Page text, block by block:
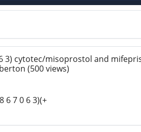
3) cytotec/misoprostol and
(500 views)
6 7 0 6 3)(+